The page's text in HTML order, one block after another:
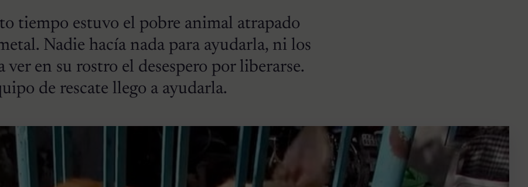
tiempo estuvo el pobre animal atrapado
Nadie hacía nada para ayudarla, ni los
ver en su rostro el desespero por liberarse.
de rescate llego a ayudarla.